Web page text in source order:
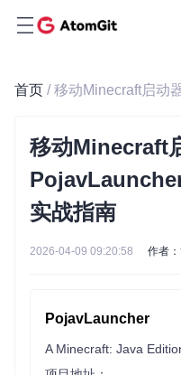
首页
移动Minecraft
实战指南
2026-04-09 09:20:58 作者
PojavLauncher